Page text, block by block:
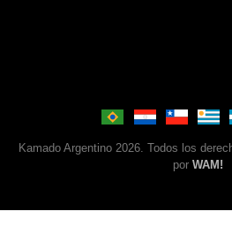
Kamado Argentino 2026. Todos los
por WAM!